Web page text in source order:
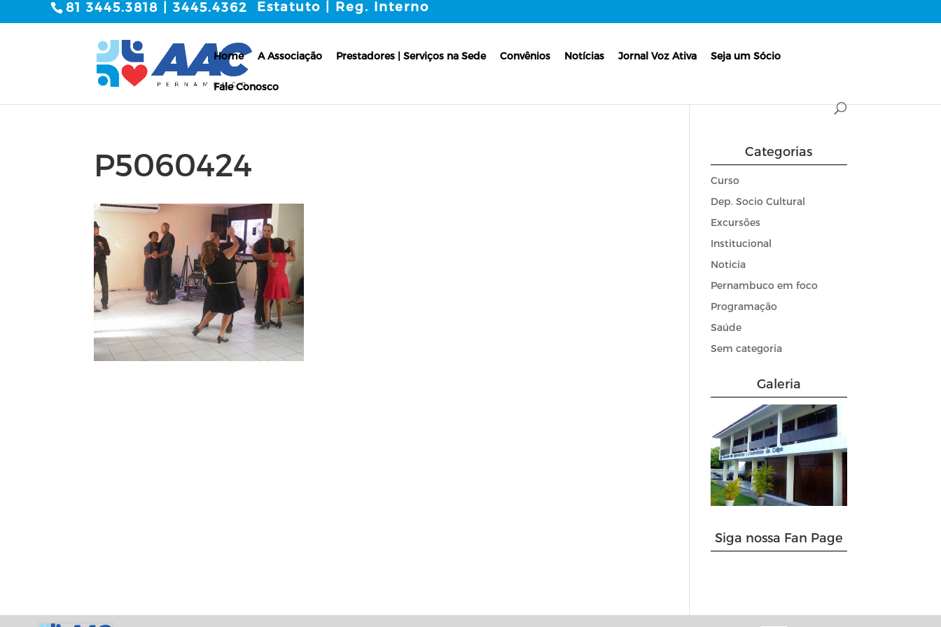
81 3445.3818 | 3445.4362 Estatuto | Reg. Interno
Home A Associação Prestadores | Serviços na Sede Convênios Notícias Jornal Voz Ativa Seja um Sócio
Fale Conosco
P5060424 Categorias
Curso
Dep. Socio Cultural
Excursões
Institucional
Noticia
Pernambuco em foco
Programação
Saúde
Sem categoria
Galeria
Siga nossa Fan Page